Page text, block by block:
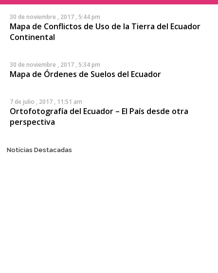
30 de noviembre , 2017 , 5:44 pm
Mapa de Conflictos de Uso de la Tierra del Ecuador
Continental
30 de noviembre , 2017 , 5:34 pm
Mapa de Órdenes de Suelos del Ecuador
7 de julio , 2017 , 11:51 am
Ortofotografía del Ecuador – El País desde otra
perspectiva
Posts navigation
Noticias Destacadas